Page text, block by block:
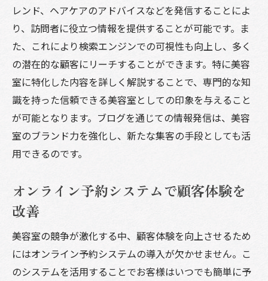
レンド、ヘアケアのアドバイスなどを発信することによ
り、訪問者に役立つ情報を提供することが可能です。ま
た、これにより検索エンジンでの可視性も向上し、多く
の潜在的な顧客にリーチすることができます。特に美容
室に特化した内容を詳しく解説することで、専門的な知
識を持った信頼できる美容室としての印象を与えること
が可能となります。ブログを通じての情報発信は、美容
室のブランド力を強化し、新たな集客の手段としても活
用できるのです。
オンライン予約システムで顧客体験を
改善
美容室の競争が激化する中、顧客体験を向上させるため
にはオンライン予約システムの導入が欠かせません。こ
のシステムを活用することでお客様はいつでも簡単に予